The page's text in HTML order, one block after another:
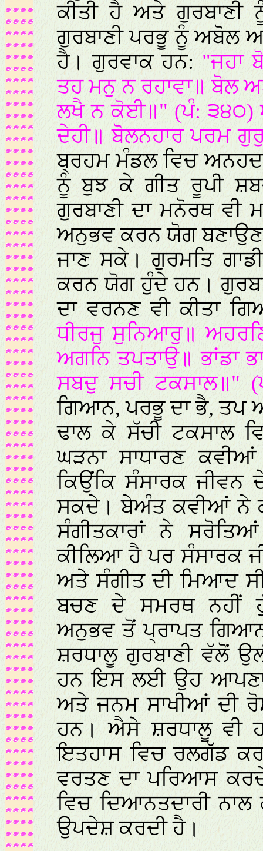
ਕੀਤੀ ਹੈ ਅਤੇ
ਗੁਰਬਾਣੀ ਪਰਭੂ ਨੂੰ ਅਬੋਲ
ਹੈ। ਗੁਰਵਾਕ ਹਨ:"ਜਹਾ
ਤਹ ਮਨੁ ਨ ਰਹਾਵਾ॥ ਬੋਲ
ਲਖੈ ਨ ਕੋਈ॥" (ਪੰ: ੩੪੦)
ਦੇਹੀ॥ ਬੋਲਨਹਾਰ ਪਰਮ
ਬ੍ਰਹਮ ਮੰਡਲ ਵਿਚ
ਨੂੰ ਬੁਝ ਕੇ ਗੀਤ ਰੂਪੀ
ਗੁਰਬਾਣੀ ਦਾ ਮਨੋਰਥ
ਅਨੁਭਵ ਕਰਨ ਯੋਗ
ਜਾਣ ਸਕੇ। ਗੁਰਮਤਿ
ਕਰਨ ਯੋਗ ਹੁੰਦੇ ਹਨ।
ਦਾ ਵਰਨਣ ਵੀ ਕੀਤਾ
ਧੀਰਜੁ ਸੁਨਿਆਰੁ॥
ਅਗਨਿ ਤਪਤਾਉ॥ ਭਾਂਡਾ
ਸਬਦੁ ਸਚੀ ਟਕਸਾਲ॥"
ਗਿਆਨ, ਪਰਭੂ ਦਾ ਭੈ, ਤਪ
ਢਾਲ ਕੇ ਸੱਚੀ ਟਕਸਾਲ
ਘੜਨਾ ਸਾਧਾਰਣ
ਕਿਉਂਕਿ ਸੰਸਾਰਕ
ਸਕਦੇ। ਬੇਅੰਤ ਕਵੀਆਂ ਨੇ
ਸੰਗੀਤਕਾਰਾਂ ਨੇ
ਕੀਲਿਆ ਹੈ ਪਰ ਸੰਸਾਰਕ
ਅਤੇ ਸੰਗੀਤ ਦੀ ਮਿਆਦ
ਬਚਣ ਦੇ ਸਮਰਥ ਨਹੀਂ
ਅਨੁਭਵ ਤੋਂ ਪ੍ਰਾਪਤ
ਸ਼ਰਧਾਲੂ ਗੁਰਬਾਣੀ ਵੱਲੋਂ
ਹਨ ਇਸ ਲਈ ਉਹ ਆਪਣਾ
ਅਤੇ ਜਨਮ ਸਾਖੀਆਂ ਦੀ
ਹਨ। ਐਸੇ ਸ਼ਰਧਾਲੂ ਵੀ
ਇਤਹਾਸ ਵਿਚ ਰਲਗੱਡ
ਵਰਤਣ ਦਾ ਪਰਿਆਸ
ਵਿਚ ਦਿਆਨਤਦਾਰੀ ਨਾਲ
ਉਪਦੇਸ਼ ਕਰਦੀ ਹੈ।